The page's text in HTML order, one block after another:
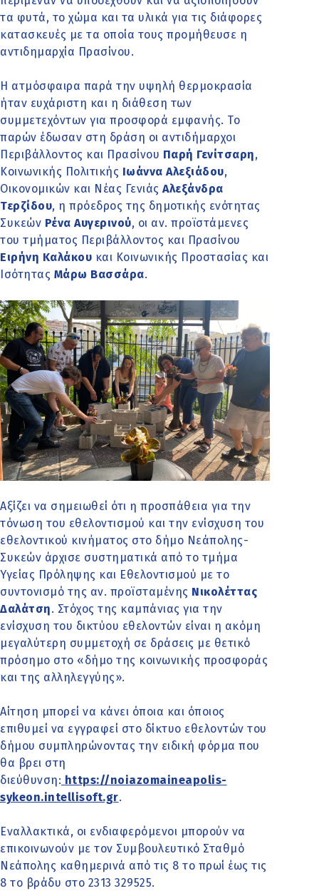
τα φυτά, το χώμα και τα υλικά για τις διάφορες
κατασκευές με τα οποία τους προμήθευσε η
αντιδημαρχία Πρασίνου.
Η ατμόσφαιρα παρά την υψηλή θερμοκρασία
ήταν ευχάριστη και η διάθεση των
συμμετεχόντων για προσφορά εμφανής. Το
παρών έδωσαν στη δράση οι αντιδήμαρχοι
Περιβάλλοντος και Πρασίνου Παρή Γενίτσαρη,
Κοινωνικής Πολιτικής Ιωάννα Αλεξιάδου,
Οικονομικών και Νέας Γενιάς Αλεξάνδρα
Τερζίδου, η πρόεδρος της δημοτικής ενότητας
Συκεών Ρένα Αυγερινού, οι αν. προϊστάμενες
του τμήματος Περιβάλλοντος και Πρασίνου
Ειρήνη Καλάκου και Κοινωνικής Προστασίας και
Ισότητας Μάρω Βασσάρα.
Αξίζει να σημειωθεί ότι η προσπάθεια για την
τόνωση του εθελοντισμού και την ενίσχυση του
εθελοντικού κινήματος στο δήμο Νεάπολης-
Συκεών άρχισε συστηματικά από το τμήμα
Υγείας Πρόληψης και Εθελοντισμού με το
συντονισμό της αν. προϊσταμένης Νικολέττας
Δαλάτση. Στόχος της καμπάνιας για την
ενίσχυση του δικτύου εθελοντών είναι η ακόμη
μεγαλύτερη συμμετοχή σε δράσεις με θετικό
πρόσημο στο «δήμο της κοινωνικής προσφοράς
και της αλληλεγγύης».
Αίτηση μπορεί να κάνει όποια και όποιος
επιθυμεί να εγγραφεί στο δίκτυο εθελοντών του
δήμου συμπληρώνοντας την ειδική φόρμα που
θα βρει στη
διεύθυνση: https://noiazomaineapolis-
sykeon.intellisoft.gr.
Εναλλακτικά, οι ενδιαφερόμενοι μπορούν να
επικοινωνούν με τον Συμβουλευτικό Σταθμό
Νεάπολης καθημερινά από τις 8 το πρωί έως τις
8 το βράδυ στο 2313 329525.